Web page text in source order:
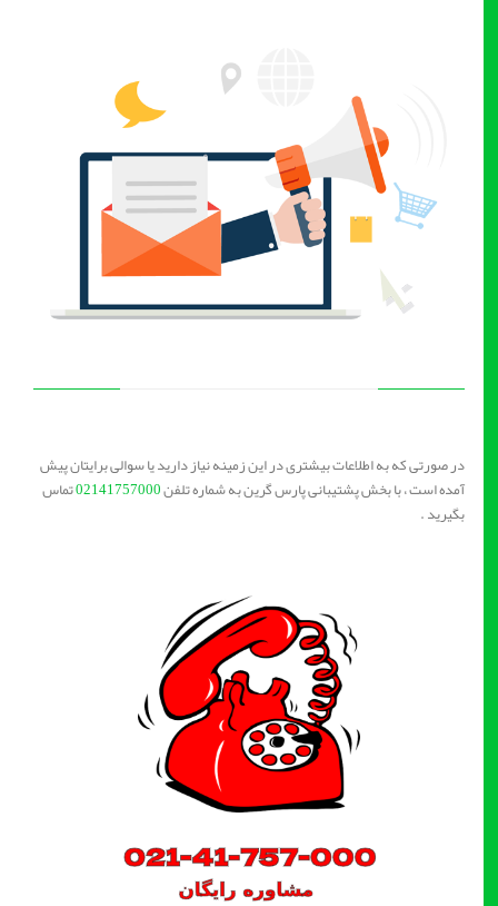
در صورتی که به اطلاعات بیشتری در این زمینه نیاز دارید یا سوالی برایتان پیش
آمده است ، با بخش پشتیبانی پارس گرین به شماره تلفن02141757000تماس
بگیرید .